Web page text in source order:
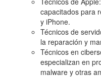
capacitados para
y iPhone.
Técnicos de
la reparación y
Técnicos en
especializan en
malware y otras